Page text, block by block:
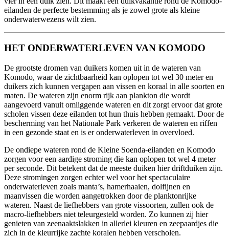
eilanden de perfecte bestemming als je zowel grote als kleine
onderwaterwezens wilt zien.
HET ONDERWATERLEVEN VAN KOMODO
De grootste dromen van duikers komen uit in de wateren van
Komodo, waar de zichtbaarheid kan oplopen tot wel 30 meter en
duikers zich kunnen vergapen aan vissen en koraal in alle soorten en
maten. De wateren zijn enorm rijk aan plankton die wordt
aangevoerd vanuit omliggende wateren en dit zorgt ervoor dat grote
scholen vissen deze eilanden tot hun thuis hebben gemaakt. Door de
bescherming van het Nationale Park verkeren de wateren en riffen
in een gezonde staat en is er onderwaterleven in overvloed.
De ondiepe wateren rond de Kleine Soenda-eilanden en Komodo
zorgen voor een aardige stroming die kan oplopen tot wel 4 meter
per seconde. Dit betekent dat de meeste duiken hier driftduiken zijn.
Deze stromingen zorgen echter wel voor het spectaculaire
onderwaterleven zoals manta’s, hamerhaaien, dolfijnen en
maanvissen die worden aangetrokken door de planktonrijke
wateren. Naast de liefhebbers van grote vissoorten, zullen ook de
macro-liefhebbers niet teleurgesteld worden. Zo kunnen zij hier
genieten van zeenaaktslakken in allerlei kleuren en zeepaardjes die
zich in de kleurrijke zachte koralen hebben verscholen.